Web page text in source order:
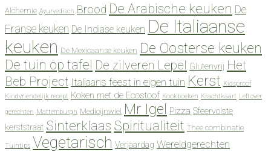
Alchemie Ayurvedisch Brood De Arabische keuken De
Franse keuken De Indiase keuken De Italiaanse
keuken De Mexicaanse keuken De Oosterse keuken
De tuin op tafel De zilveren Lepel Glutenvrij Het
Beb Project Italiaans feest in eigen tuin Kerst Kidsproof
Kindvriendelijk recept Koken met de Ecostoof Kookboeken Krachtkaart Leftover
gerechten Mattemburgh Medicijnwiel Mr Igel Pizza Sfeervolste
kerststraat Sinterklaas Spiritualiteit Thee combinatie
Tuintips Vegetarisch Verjaardag Wereldgerechten